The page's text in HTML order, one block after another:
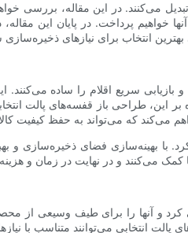
می‌کنند. در این مقاله، بررسی
پرداخت. در پایان این
بازیابی سریع اقلام را ساده
طراحی باز قفسه‌های پالت
با بهینه‌سازی فضای ذخیره‌سازی و
کرد و آنها را برای طیف وسیعی از